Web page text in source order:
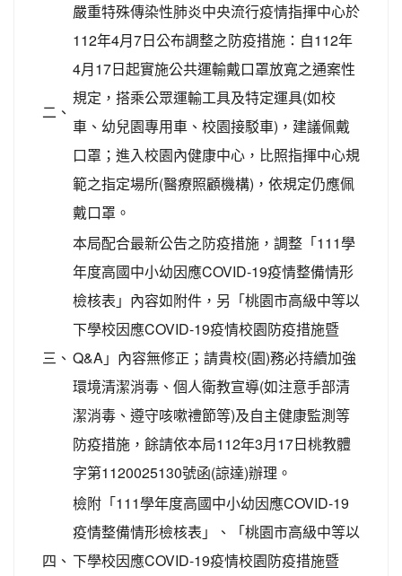
二、
嚴重特殊傳染性肺炎中央流行疫情指揮中心於
112年4月7日公布調整之防疫措施：自112年
4月17日起實施公共運輸戴口罩放寬之通案性
規定，搭乘公眾運輸工具及特定運具(如校
車、幼兒園專用車、校園接駁車)，建議佩戴
口罩；進入校園內健康中心，比照指揮中心規
範之指定場所(醫療照顧機構)，依規定仍應佩
戴口罩。
三、
本局配合最新公告之防疫措施，調整「111學
年度高國中小幼因應COVID-19疫情整備情形
檢核表」內容如附件，另「桃園市高級中等以
下學校因應COVID-19疫情校園防疫措施暨
Q&A」內容無修正；請貴校(園)務必持續加強
環境清潔消毒、個人衛教宣導(如注意手部清
潔消毒、遵守咳嗽禮節等)及自主健康監測等
防疫措施，餘請依本局112年3月17日桃教體
字第1120025130號函(諒達)辦理。
四、
檢附「111學年度高國中小幼因應COVID-19
疫情整備情形檢核表」、「桃園市高級中等以
下學校因應COVID-19疫情校園防疫措施暨